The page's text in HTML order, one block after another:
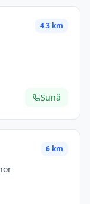
4.3 km
Sună
6 km